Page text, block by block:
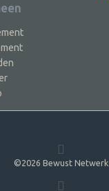
©2026 Bewust Netwerk